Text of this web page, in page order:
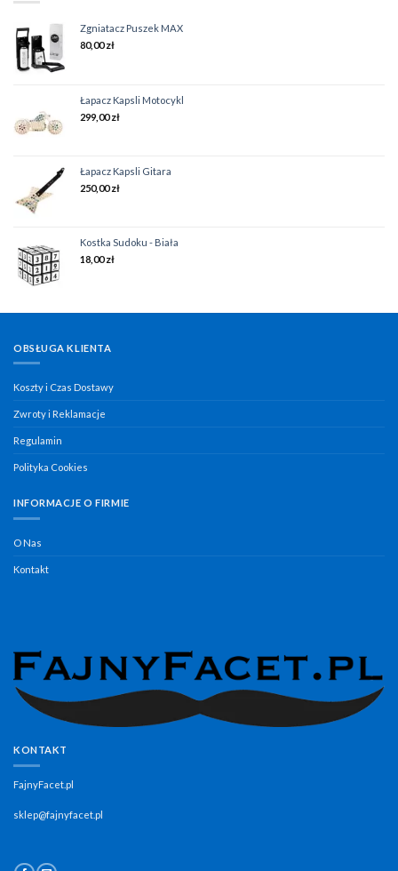
Zgniatacz Puszek MAX
80,00zł
Łapacz Kapsli Motocykl
299,00zł
Łapacz Kapsli Gitara
250,00zł
Kostka Sudoku - Biała
18,00zł
OBSŁUGA KLIENTA
Koszty i Czas Dostawy
Zwroty i Reklamacje
Regulamin
Polityka Cookies
INFORMACJE O FIRMIE
O Nas
Kontakt
KONTAKT
FajnyFacet.pl
sklep@fajnyfacet.pl